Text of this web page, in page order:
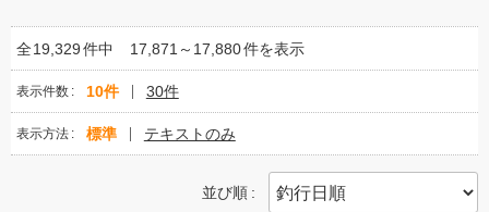
全19,329件中 17,871～17,880件を表示
表示件数 10件 30件
表示方法 標準 テキストのみ
並び順